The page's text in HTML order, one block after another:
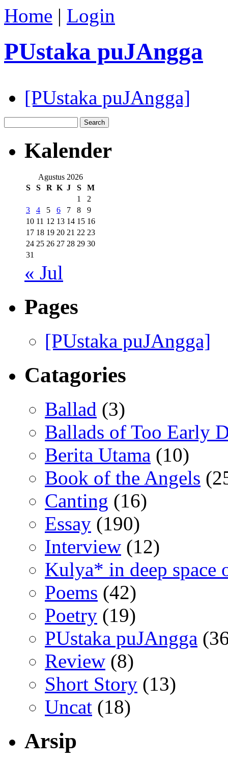
Home | Login
PUstaka puJAngga
[PUstaka puJAngga]
Kalender
Agustus 2026
S
S R K J S
M
1
2
3
4 5 6 7 8
9
10 11 12 13 14 15 16
17 18 19 20 21 22 23
24 25 26 27 28 29 30
31
« Jul
Pages
[PUstaka puJAngga]
Catagories
Ballad (3)
Ballads of Too Early
Berita Utama (10)
Book of the Angels
Canting (16)
Essay (190)
Interview (12)
Kulya* in deep space
Poems (42)
Poetry (19)
PUstaka puJAngga
Review (8)
Short Story (13)
Uncat (18)
Arsip